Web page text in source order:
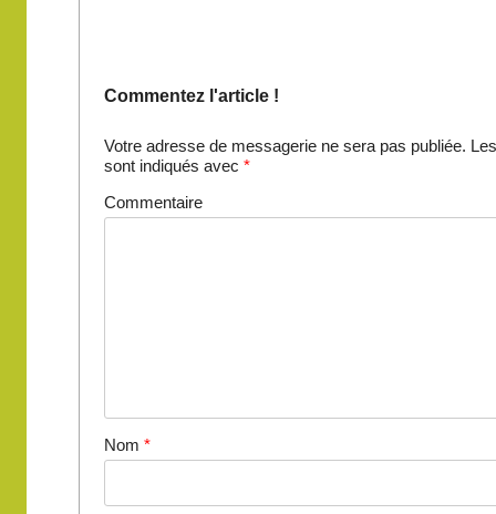
Commentez l'article !
Votre adresse de messagerie ne sera pas publiée.
sont indiqués avec *
Commentaire
Nom *